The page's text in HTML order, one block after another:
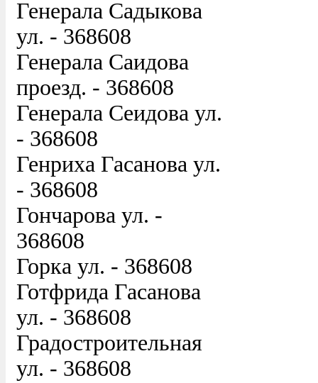
Генерала Садыкова
ул. - 368608
Генерала Саидова
проезд. - 368608
Генерала Сеидова ул.
- 368608
Генриха Гасанова ул.
- 368608
Гончарова ул. -
368608
Горка ул. - 368608
Готфрида Гасанова
ул. - 368608
Градостроительная
ул. - 368608